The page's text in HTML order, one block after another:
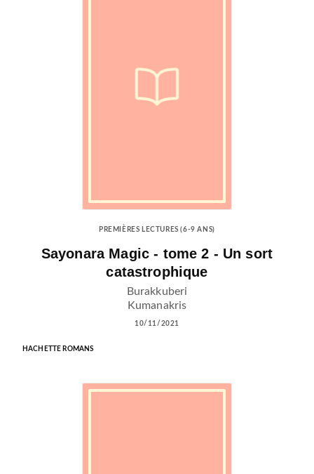
PREMIÈRES LECTURES (6-9 ANS)
Sayonara Magic - tome 2 - Un sort
catastrophique
Burakkuberi
Kumanakris
10/11/2021
HACHETTE ROMANS